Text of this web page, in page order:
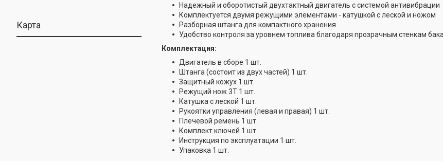
Карта
Надежный и оборотистый двухтактный двигатель с системой антивибрации
Комплектуется двумя режущими элементами - катушкой с леской и ножом
Разборная штанга для компактного хранения
Удобство контроля за уровнем топлива благодаря прозрачным стенкам бака
Комплектация:
Двигатель в сборе 1 шт.
Штанга (состоит из двух частей) 1 шт.
Защитный кожух 1 шт.
Режущий нож 3Т 1 шт.
Катушка с леской 1 шт.
Рукоятки управления (левая и правая) 1 шт.
Плечевой ремень 1 шт.
Комплект ключей 1 шт.
Инструкция по эксплуатации 1 шт.
Упаковка 1 шт.